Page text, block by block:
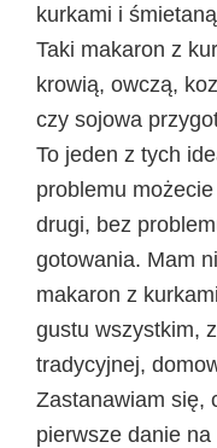
kurkami i
Taki makaron z
krowią, owczą,
czy sojowa
To jeden z tych
problemu
drugi, bez
gotowania. Mam
makaron z
gustu wszystkim,
tradycyjnej,
Zastanawiam się,
pierwsze danie